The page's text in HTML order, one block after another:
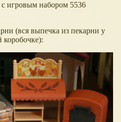
игровым набором 5536
(вся выпечка из пекарни у
коробочке):